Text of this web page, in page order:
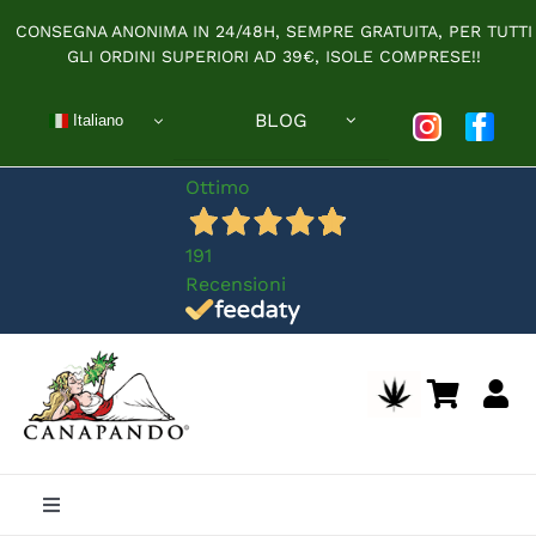
contenuto
CONSEGNA ANONIMA IN 24/48H, SEMPRE GRATUITA, PER TUTTI
GLI ORDINI SUPERIORI AD 39€, ISOLE COMPRESE!!
Italiano BLOG
Ottimo
191
Recensioni
Toggle